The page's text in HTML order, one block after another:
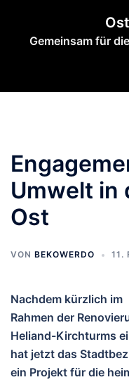
springenGemeinsam für
Umwelt in
Ost
VON BEKOWERDO 11.
Nachdem kürzlich im
Rahmen der
Heliand-Kirchturms
hat jetzt das
ein Projekt für die